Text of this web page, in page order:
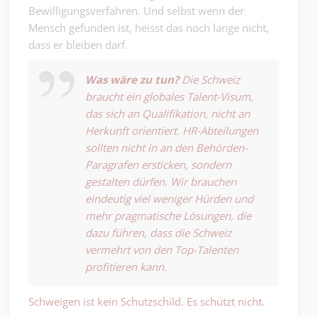
Bewilligungsverfahren. Und selbst wenn der
Mensch gefunden ist, heisst das noch lange nicht,
dass er bleiben darf.
Was wäre zu tun?Die Schweiz
braucht ein globales Talent-Visum,
das sich an Qualifikation, nicht an
Herkunft orientiert. HR-Abteilungen
sollten nicht in an den Behörden-
Paragrafen ersticken, sondern
gestalten dürfen. Wir brauchen
eindeutig viel weniger Hürden und
mehr pragmatische Lösungen, die
dazu führen, dass die Schweiz
vermehrt von den Top-Talenten
profitieren kann.
Schweigen ist kein Schutzschild. Es schützt nicht.